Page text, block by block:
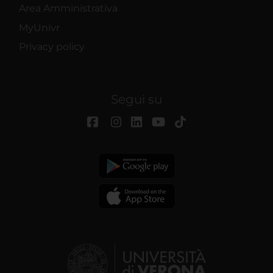
Area Amministrativa
MyUnivr
Privacy policy
Segui su